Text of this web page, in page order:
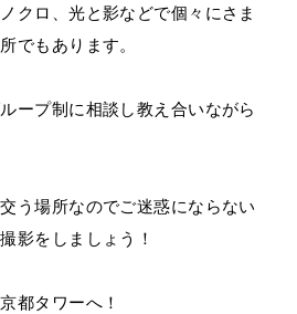
クロ、光と影などで個々にさま
でもあります。
ープ制に相談し教え合いながら
う場所なのでご迷惑にならない
影をしましょう！
都タワーへ！